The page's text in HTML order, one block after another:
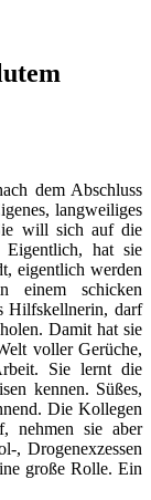
dem Abschluss
langweiliges
will sich auf die
Eigentlich, hat sie
eigentlich werden
schicken
Hilfskellnerin, darf
Damit hat sie
voller Gerüche,
Sie lernt die
kennen. Süßes,
Die Kollegen
nehmen sie aber
, Drogenexzessen
große Rolle. Ein